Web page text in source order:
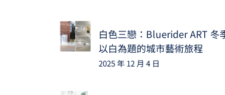
白色三戀：Bluerider ART 冬
以白為題的城市藝術旅程
2025 年 12 月 4 日